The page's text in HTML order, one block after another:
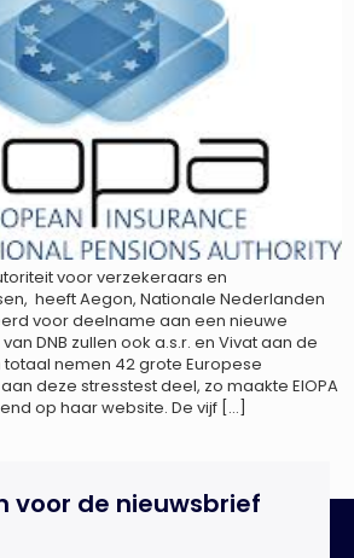
voor verzekeraars en
heeft Aegon, Nationale Nederlanden
voor deelname aan een nieuwe
DNB zullen ook a.s.r. en Vivat aan de
nemen 42 grote Europese
deze stresstest deel, zo maakte EIOPA
op haar website. De vijf […]
voor de nieuwsbrief